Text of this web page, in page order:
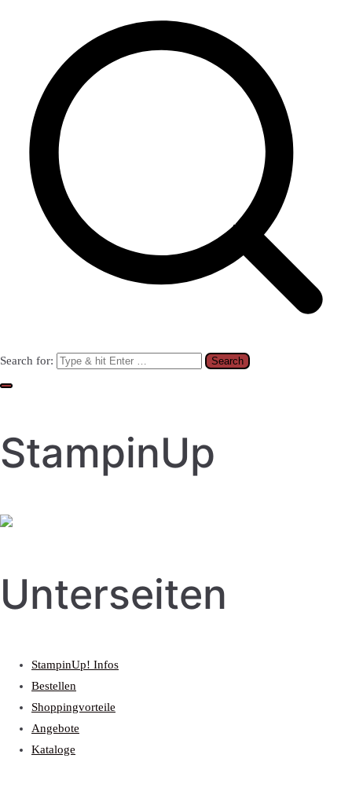
Search for:
StampinUp
Unterseiten
StampinUp! Infos
Bestellen
Shoppingvorteile
Angebote
Kataloge